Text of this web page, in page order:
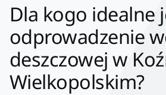
Dla kogo idealne
odprowadzenie
deszczowej w
Wielkopolskim?